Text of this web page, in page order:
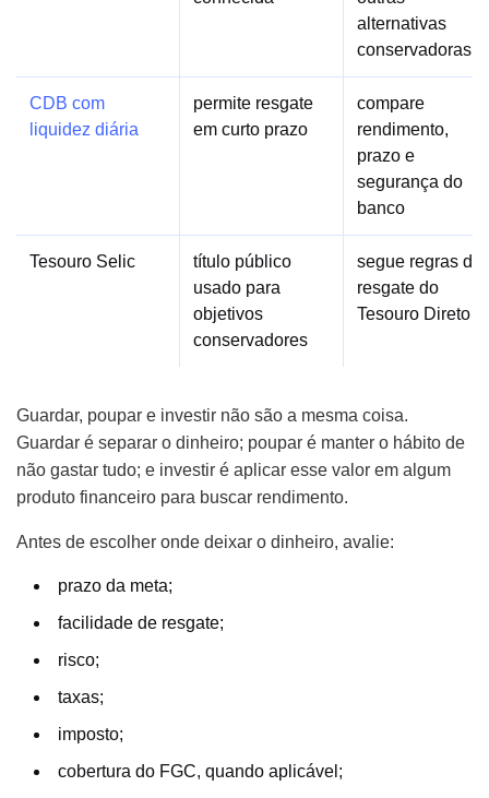
alternativas
conservadoras
CDB com
liquidez diária
permite resgate
em curto prazo
compare
rendimento,
prazo e
segurança do
banco
Tesouro Selic
título público
usado para
objetivos
conservadores
segue regras de
resgate do
Tesouro Direto
Guardar, poupar e investir não são a mesma coisa.
Guardar é separar o dinheiro; poupar é manter o hábito de
não gastar tudo; e investir é aplicar esse valor em algum
produto financeiro para buscar rendimento.
Antes de escolher onde deixar o dinheiro, avalie:
prazo da meta;
facilidade de resgate;
risco;
taxas;
imposto;
cobertura do FGC, quando aplicável;